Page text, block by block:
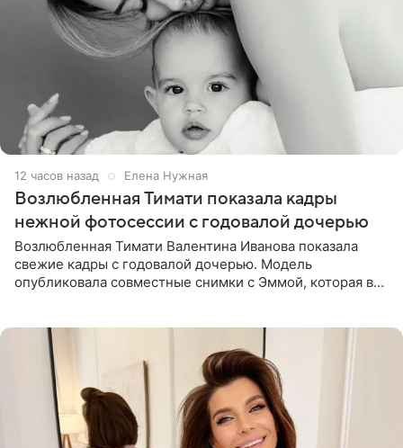
12 часов назад Елена Нужная
Возлюбленная Тимати показала кадры
нежной фотосессии с годовалой дочерью
Возлюбленная Тимати Валентина Иванова показала
свежие кадры с годовалой дочерью. Модель
опубликовала совместные снимки с Эммой, которая в